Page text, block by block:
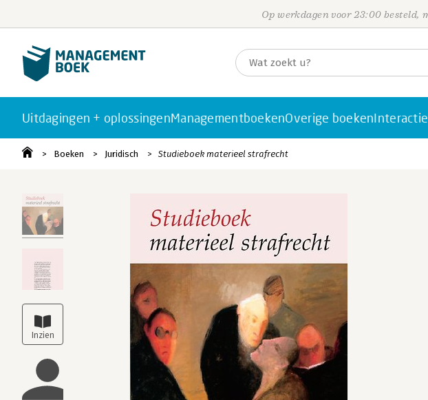
Op werkdagen voor 23:00 besteld,
Uitdagingen + oplossingenManagementboekenOverige boeken
Boeken Juridisch Studieboek materieel strafrecht